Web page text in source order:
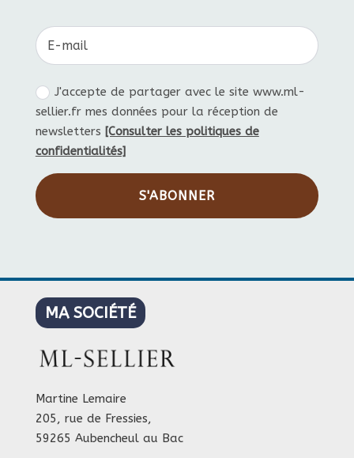
J'accepte de partager avec le site www.ml-
sellier.fr mes données pour la réception de
newsletters [Consulter les politiques de
confidentialités]
S'ABONNER
MA SOCIÉTÉ
Martine Lemaire
205, rue de Fressies,
59265 Aubencheul au Bac